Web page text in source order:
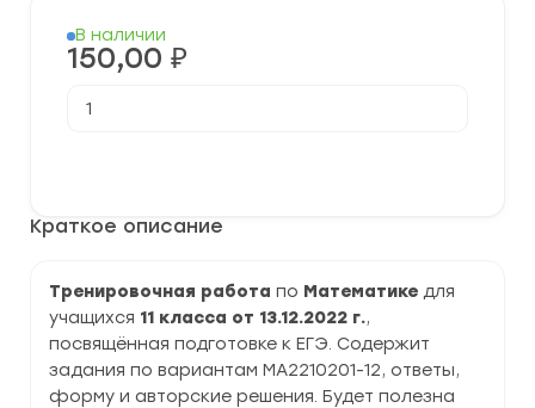
Краткое описание
Тренировочная работа по Математике для
учащихся 11 класса от 13.12.2022 г.,
посвящённая подготовке к ЕГЭ. Содержит
задания по вариантам МА2210201-12, ответы,
форму и авторские решения. Будет полезна
В наличии
150,00 ₽
товара
Математике
(МА2210201-
12)
задания
и
ответы